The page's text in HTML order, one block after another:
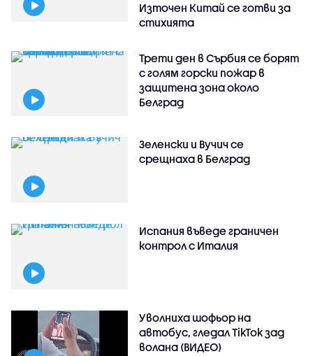
Източен Китай се готви за
стихията
Трети ден в Сърбия се борят
с голям горски пожар в
защитена зона около
Белград
Зеленски и Вучич се
срещнаха в Белград
Испания въведе граничен
контрол с Италия
Уволниха шофьор на
автобус, гледал TikTok зад
волана (ВИДЕО)